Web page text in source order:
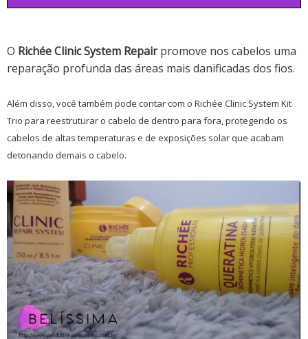
O Richée Clinic System Repairpromove nos cabelos uma
reparação profunda das áreas mais danificadas dos fios.
Além disso, você também pode contar com o Richée Clinic System Kit
Trio para reestruturar o cabelo de dentro para fora, protegendo os
cabelos de altas temperaturas e de exposições solar que acabam
detonando demais o cabelo.